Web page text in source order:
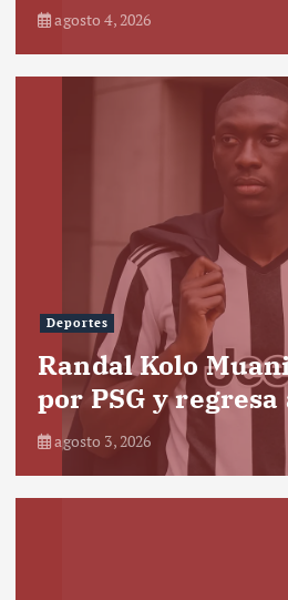
agosto 4, 2026
Deportes
Randal Kolo
por PSG y
agosto 3, 2026